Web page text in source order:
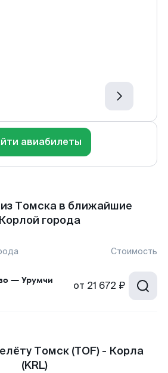
авиабилеты
Томска в ближайшие
города
Стоимость
— Урумчи от 21 672 ₽
Томск (TOF) - Корла
(KRL)